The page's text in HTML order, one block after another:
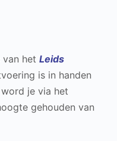
van het Leids
is in handen
je via het
gehouden van